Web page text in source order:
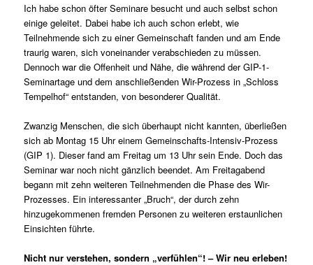
Ich habe schon öfter Seminare besucht und auch selbst schon
einige geleitet. Dabei habe ich auch schon erlebt, wie
Teilnehmende sich zu einer Gemeinschaft fanden und am Ende
traurig waren, sich voneinander verabschieden zu müssen.
Dennoch war die Offenheit und Nähe, die während der GIP-1-
Seminartage und dem anschließenden Wir-Prozess in „Schloss
Tempelhof“ entstanden, von besonderer Qualität.
Zwanzig Menschen, die sich überhaupt nicht kannten, überließen
sich ab Montag 15 Uhr einem Gemeinschafts-Intensiv-Prozess
(GIP 1). Dieser fand am Freitag um 13 Uhr sein Ende. Doch das
Seminar war noch nicht gänzlich beendet. Am Freitagabend
begann mit zehn weiteren Teilnehmenden die Phase des Wir-
Prozesses. Ein interessanter „Bruch“, der durch zehn
hinzugekommenen fremden Personen zu weiteren erstaunlichen
Einsichten führte.
Nicht nur verstehen, sondern „verfühlen“! – Wir neu erleben!